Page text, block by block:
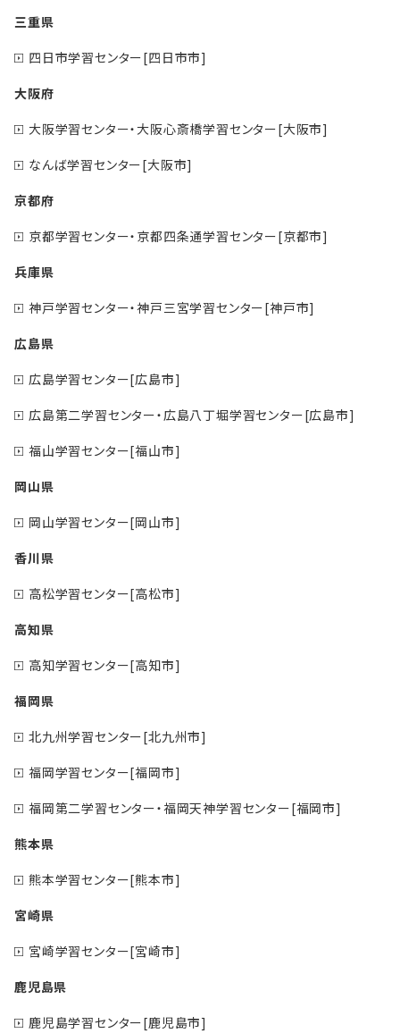
三重県
四日市学習センター[四日市市]
大阪府
大阪学習センター・大阪心斎橋学習センター[大阪市]
なんば学習センター[大阪市]
京都府
京都学習センター・京都四条通学習センター[京都市]
兵庫県
神戸学習センター・神戸三宮学習センター[神戸市]
広島県
広島学習センター[広島市]
広島第二学習センター・広島八丁堀学習センター[広島市]
福山学習センター[福山市]
岡山県
岡山学習センター[岡山市]
香川県
高松学習センター[高松市]
高知県
高知学習センター[高知市]
福岡県
北九州学習センター[北九州市]
福岡学習センター[福岡市]
福岡第二学習センター・福岡天神学習センター[福岡市]
熊本県
熊本学習センター[熊本市]
宮崎県
宮崎学習センター[宮崎市]
鹿児島県
鹿児島学習センター[鹿児島市]